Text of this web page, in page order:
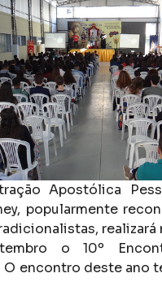
Apostólica
popularmente
realizará
o 10º
encontro deste ano